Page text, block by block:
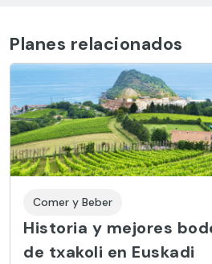
Planes relacionados
Comer y Beber
Historia y mejores
de txakoli en Euskadi